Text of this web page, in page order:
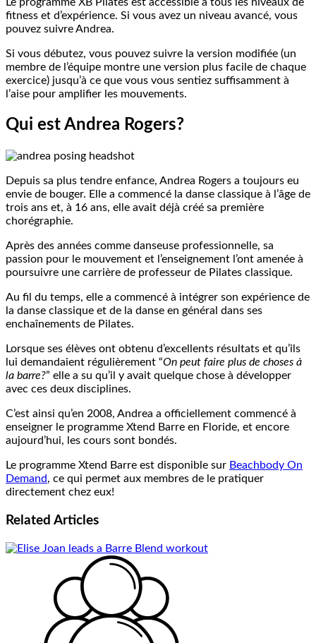
Le programme XB Pilates est accessible à tous les niveaux de
fitness et d’expérience. Si vous avez un niveau avancé, vous
pouvez suivre Andrea.
Si vous débutez, vous pouvez suivre la version modifiée (un
membre de l’équipe montre une version plus facile de chaque
exercice) jusqu’à ce que vous vous sentiez suffisamment à
l’aise pour amplifier les mouvements.
Qui est Andrea Rogers?
Depuis sa plus tendre enfance, Andrea Rogers a toujours eu
envie de bouger. Elle a commencé la danse classique à l’âge de
trois ans et, à 16 ans, elle avait déjà créé sa première
chorégraphie.
Après des années comme danseuse professionnelle, sa
passion pour le mouvement et l’enseignement l’ont amenée à
poursuivre une carrière de professeur de Pilates classique.
Au fil du temps, elle a commencé à intégrer son expérience de
la danse classique et de la danse en général dans ses
enchaînements de Pilates.
Lorsque ses élèves ont obtenu d’excellents résultats et qu’ils
lui demandaient régulièrement “On peut faire plus de choses à
la barre?” elle a su qu’il y avait quelque chose à développer
avec ces deux disciplines.
C’est ainsi qu’en 2008, Andrea a officiellement commencé à
enseigner le programme Xtend Barre en Floride, et encore
aujourd’hui, les cours sont bondés.
Le programme Xtend Barre est disponible sur Beachbody On
Demand, ce qui permet aux membres de le pratiquer
directement chez eux!
Related Articles